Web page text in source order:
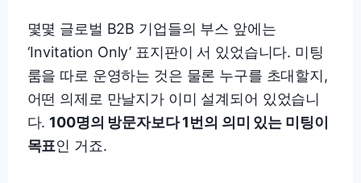
몇몇 글로벌 B2B 기업들의 부스 앞에는
‘Invitation Only’ 표지판이 서 있었습니다. 미팅
룸을 따로 운영하는 것은 물론 누구를 초대할지,
어떤 의제로 만날지가 이미 설계되어 있었습니
다. 100명의 방문자보다 1번의 의미 있는 미팅이
목표인 거죠.